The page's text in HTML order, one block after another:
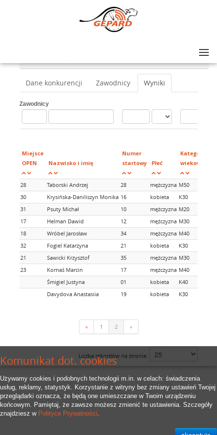
Komunikat dot. cookies
Używamy cookies i podobnych technologii m.in. w celach: świadczenia
usług, reklamy, statystyk. Korzystanie z witryny bez zmiany ustawień Twojej
przeglądarki oznacza, że będą one umieszczane w Twoim urządzeniu
końcowym. Pamiętaj, że zawsze możesz zmienić te ustawienia. Szczegóły
znajdziesz w Polityce Prywatności.
Dane konkurencji Zawodnicy Wyniki
Zawodnicy
Miejsce
OPEN
Nazwisko i imię
Numer
startowy
Płeć
Kategorie
wiekowe
28 Taborski Andrzej 28 mężczyzna M50
30
Krysińska-Daniliszyn Monika 16 kobieta
K30
31
Psuty Michał 10 mężczyzna M20
17
Helman Dawid 12 mężczyzna M30
18
Wróbel Jarosław 34 mężczyzna M40
32
Fogiel Katarzyna 21 kobieta
K30
21
Sawicki Krzysztof 35 mężczyzna M30
23
Kornaś Marcin 17 mężczyzna M40
Śmigiel Justyna
01 kobieta
K40
Davydova Anastasiia
19 kobieta K30
« 1 2 »
Liczba rekordów na stronie: